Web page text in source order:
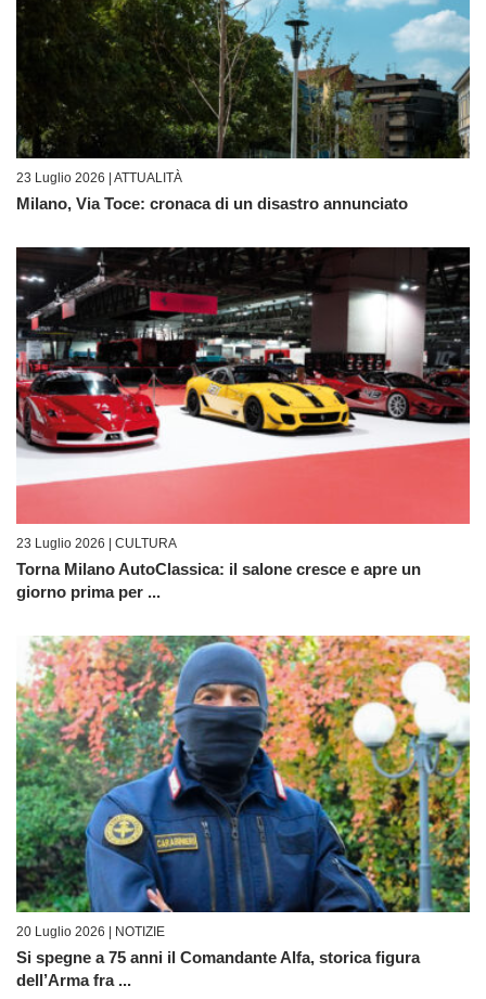
23 Luglio 2026 | ATTUALITÀ
Milano, Via Toce: cronaca di un disastro annunciato
23 Luglio 2026 | CULTURA
Torna Milano AutoClassica: il salone cresce e apre un
giorno prima per ...
20 Luglio 2026 | NOTIZIE
Si spegne a 75 anni il Comandante Alfa, storica figura
dell’Arma fra ...